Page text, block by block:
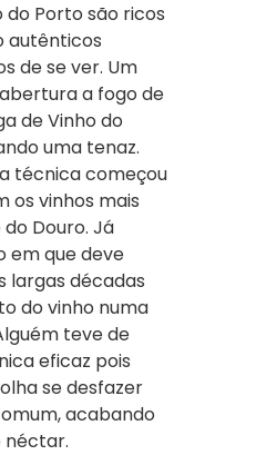
do Porto são ricos
autênticos
de se ver. Um
a fogo de
de Vinho do
uma tenaz.
técnica começou
os vinhos mais
Douro. Já
em que deve
largas décadas
do vinho numa
teve de
eficaz pois
se desfazer
acabando
néctar.